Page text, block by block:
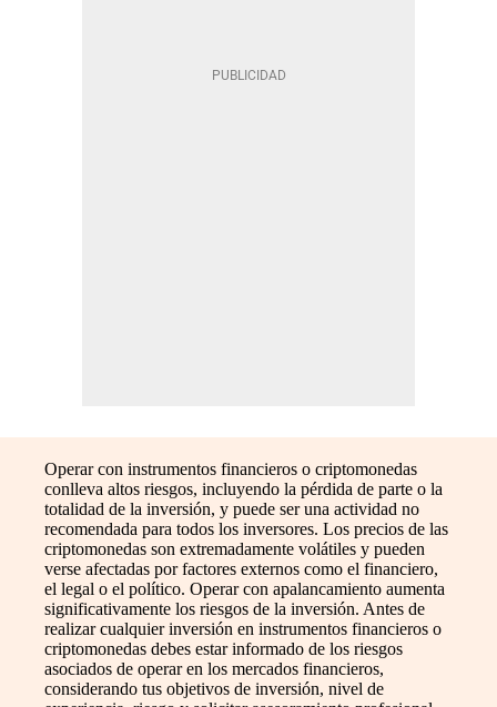
Operar con instrumentos financieros o criptomonedas
conlleva altos riesgos, incluyendo la pérdida de parte o la
totalidad de la inversión, y puede ser una actividad no
recomendada para todos los inversores. Los precios de las
criptomonedas son extremadamente volátiles y pueden
verse afectadas por factores externos como el financiero,
el legal o el político. Operar con apalancamiento aumenta
significativamente los riesgos de la inversión. Antes de
realizar cualquier inversión en instrumentos financieros o
criptomonedas debes estar informado de los riesgos
asociados de operar en los mercados financieros,
considerando tus objetivos de inversión, nivel de